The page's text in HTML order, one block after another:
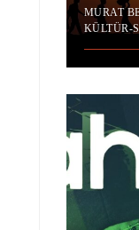
MURAT
KÜLTÜR-